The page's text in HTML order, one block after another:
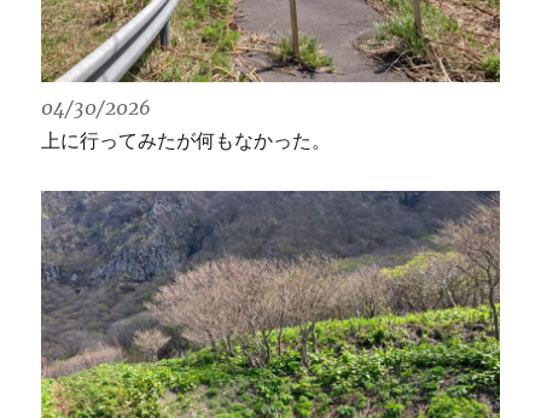
04/30/2026
上に行ってみたが何もなかった。